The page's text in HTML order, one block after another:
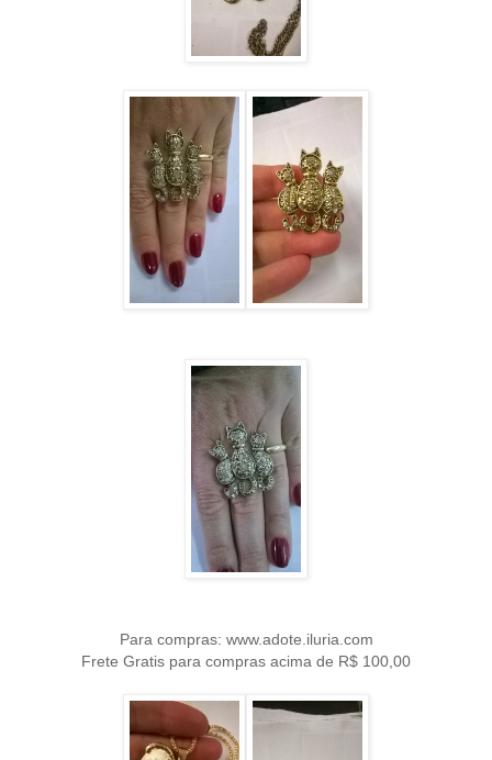
Para compras: www.adote.iluria.com
Frete Gratis para compras acima de R$ 100,00